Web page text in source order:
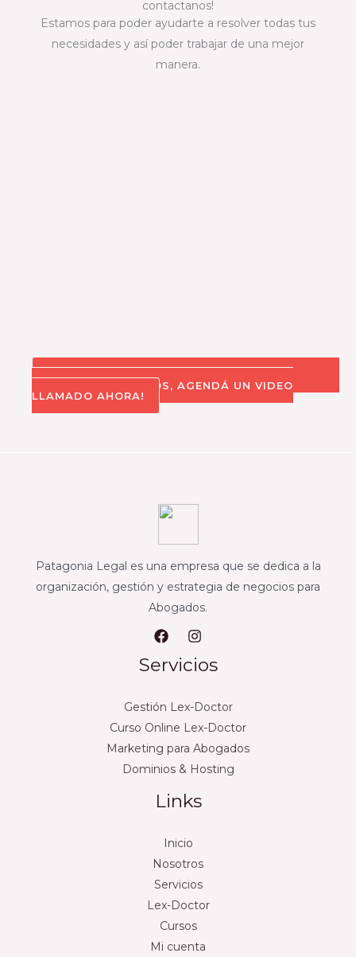
contactanos!
Estamos para poder ayudarte a resolver todas tus
necesidades y así poder trabajar de una mejor
manera.
TRABAJEMOS JUNTOS, AGENDÁ UN VIDEO
LLAMADO AHORA!
Patagonia Legal es una empresa que se dedica a la
organización, gestión y estrategia de negocios para
Abogados.
Servicios
Gestión Lex-Doctor
Curso Online Lex-Doctor
Marketing para Abogados
Dominios & Hosting
Links
Inicio
Nosotros
Servicios
Lex-Doctor
Cursos
Mi cuenta